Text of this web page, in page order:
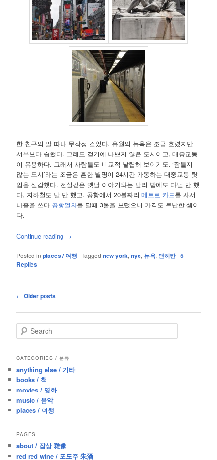
한 친구의 말 따나 무작정 걸었다. 유월의 뉴욕은 조금 흐렸지만
서부보다 습했다. 그래도 걷기에 나쁘지 않은 도시이고, 대중교통
이 유용하다. 그래서 사람들도 비교적 날렵해 보이기도. ‘잠들지
않는 도시’라는 조금은 흔한 별명이 24시간 가동하는 대중교통 탓
임을 실감했다. 전설같은 옛날 이야기와는 달리 밤에도 다닐 만 했
다, 지하철도 탈 만 했고. 공항에서 20불짜리메트로 카드를 사서
나흘을 쓰다 공항열차를 탈때 3불을 보탰으니 가격도 무난한 셈이
다.
Continue reading →
Posted in places / 여행 |Tagged new york,nyc, 뉴욕, 맨하탄 |5
Replies
Post
← Older posts
e
r
h
CATEGORIES / 분류
anything else / 기타
books / 책
movies / 영화
music / 음악
places / 여행
PAGES
about / 잡상 雜像
red red wine / 포도주 朱酒